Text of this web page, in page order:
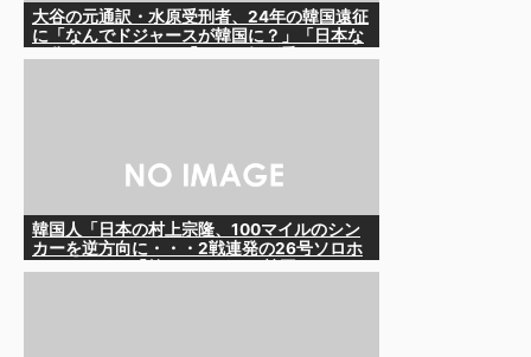
大谷の元通訳・水原受刑者、24年の韓国遠征
に「なんでドジャースが韓国に？」「日本な
韓国人「日本の村上宗隆、100マイルのシン
カーを逆方向に・・・2戦連発の26号ソロホ